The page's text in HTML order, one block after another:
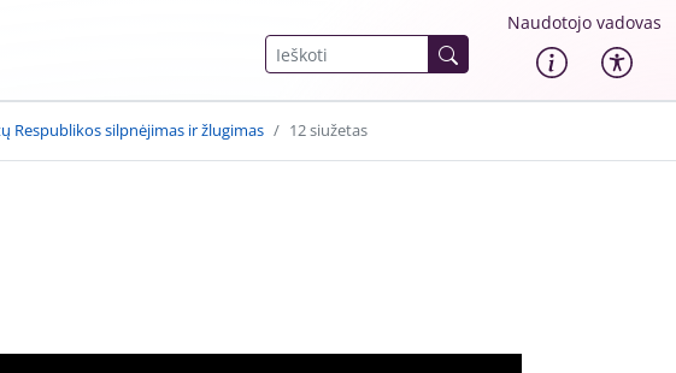
Naudotojo vadovas
Respublikos silpnėjimas ir žlugimas 12 siužetas